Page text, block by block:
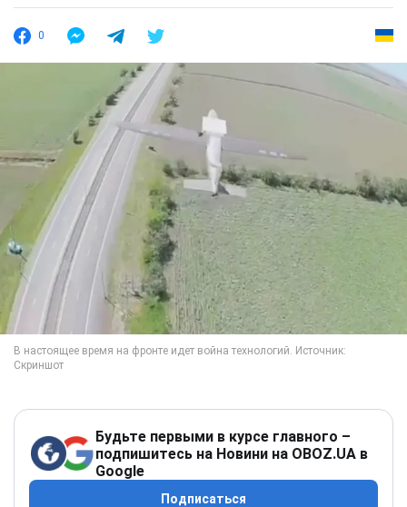
0
Будьте первыми в курсе главного –
подпишитесь на Новини на OBOZ.UA в
Google
Подписаться